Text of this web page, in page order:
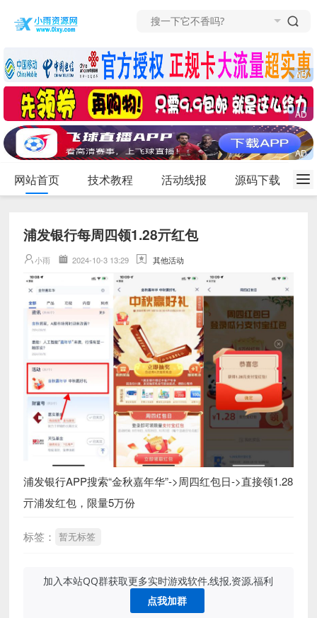
网站首页 技术教程 活动线报 源码下载
浦发银行每周四领1.28亓红包
小雨 2024-10-3 13:29 其他活动
浦发银行APP搜索“金秋嘉年华”->周四红包日->直接领1.28
亓浦发红包，限量5万份
标签： 暂无标签
加入本站QQ群获取更多实时游戏软件,线报,资源,福利
点我加群